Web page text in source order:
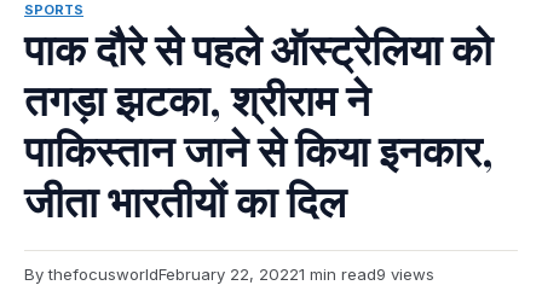
SPORTS
पाक दौरे से पहले ऑस्ट्रेलिया को
तगड़ा झटका, श्रीराम ने
पाकिस्तान जाने से किया इनकार,
जीता भारतीयों का दिल
By thefocusworldFebruary 22, 20221 min read9 views